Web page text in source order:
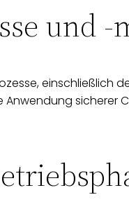
und -
einschließlich
sicherer